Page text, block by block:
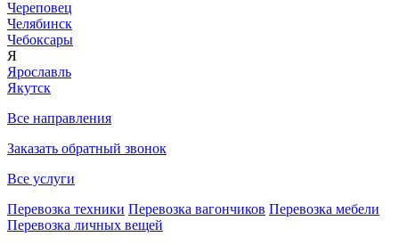
Череповец
Челябинск
Чебоксары
Я
Ярославль
Якутск
Все направления
Заказать обратный звонок
Все услуги
Перевозка техники Перевозка вагончиков Перевозка мебели
Перевозка личных вещей